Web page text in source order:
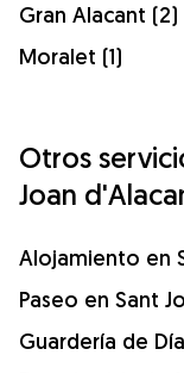
Gran Alacant (2)
Moralet (1)
Otros
Joan
Alojamiento en
Paseo en Sant
Guardería de